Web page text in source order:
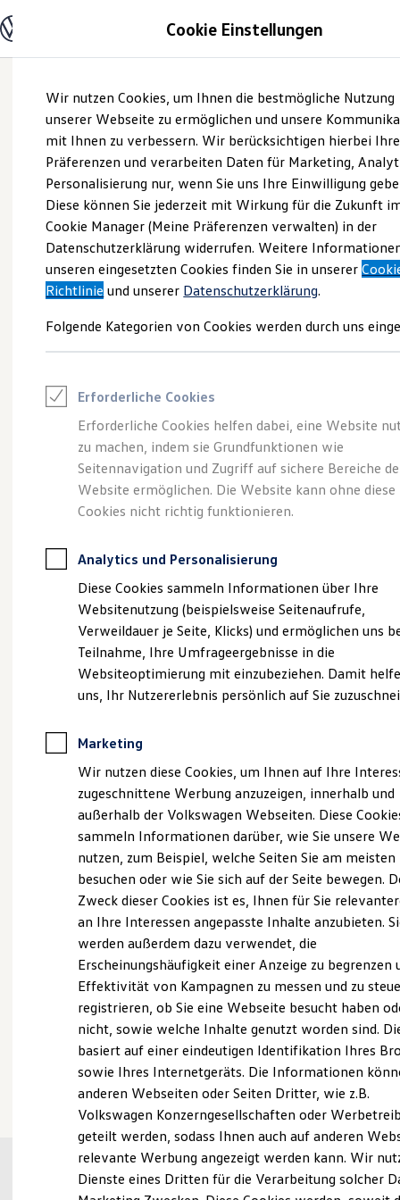
Hauptinhalt
springen
Footer
springen
Modelle und Konfigurator
Modelle vergleichen
Elektroautos
ENERGY Sondermodelle
Nutzfahrzeuge
SUV und CUV
Familienautos
Kombis
Kompaktwagen
Sportwagen
Schnell verfügbare Fahrzeuge
Angebote und Produkte
Aktuelle Angebote
E-Auto-Förderung
Volkswagen Marktplatz
Junge Gebrauchtwagen und Gebrauchtwagen
Saisonangebote
Leasing
Leasing-Angebote
Gebrauchtwagen Leasing
Junge Gebrauchtwagen-Leasing
Elektroauto Leasing
Kleinwagen-Leasing
Leasing ohne Anzahlung
Autokredit mit Schlussrate
Versicherungen und Garantien
Kfz-Versicherung
Restschuldversicherungen
Garantien
Wartungsverträge
Geschäftskunden
Professional Class bei Volkswagen
Großkunden
Behörden
Anpfiff zum Gewinn
Elektroautos
ID. Tutorials
Elektrofahrzeugkonzepte
Reichweite
Reichweite der ID. Modelle
Reichweite im Winter
Laden
Laden unterwegs
Laden Zuhause
Ladezeitensimulator
Batterie
Sicherheit
Garantie und Lebensdauer
Nachhaltigkeit
Technologie
Kosten und Kauf
Verbrauchskosten
Kaufoptionen
E-Auto-Förderung
Software und Konnektivität
Die ID. Software 6
ID. Software Versionen und Updates
Digitale Extras
Schnittstellen zu Ihrem ID.
Die ENERGY
Sondermodelle
Probefahrt vereinbaren
Fahrzeugangebot anfordern
Serviceanfrage stellen
Cookie Einstellungen
Wir nutzen Cookies, um Ihnen die bestmögliche Nutzung
unserer Webseite zu ermöglichen und unsere
mit Ihnen zu verbessern. Wir berücksichtigen hierbei Ihre
Präferenzen und verarbeiten Daten für Marketing,
Personalisierung nur, wenn Sie uns Ihre Einwilligung
Diese können Sie jederzeit mit Wirkung für die Zukunft
Cookie Manager (Meine Präferenzen verwalten) in der
Datenschutzerklärung widerrufen. Weitere
unseren eingesetzten Cookies finden Sie in unserer
Richtlinie und unserer Datenschutzerklärung.
Folgende Kategorien von Cookies werden durch uns
Erforderliche Cookies
Erforderliche Cookies helfen dabei, eine Website
zu machen, indem sie Grundfunktionen wie
Seitennavigation und Zugriff auf sichere Bereiche
Website ermöglichen. Die Website kann ohne diese
Cookies nicht richtig funktionieren.
Analytics und Personalisierung
Diese Cookies sammeln Informationen über Ihre
Websitenutzung (beispielsweise Seitenaufrufe,
Verweildauer je Seite, Klicks) und ermöglichen uns
Teilnahme, Ihre Umfrageergebnisse in die
Websiteoptimierung mit einzubeziehen. Damit
uns, Ihr Nutzererlebnis persönlich auf Sie
Marketing
Wir nutzen diese Cookies, um Ihnen auf Ihre
zugeschnittene Werbung anzuzeigen, innerhalb und
außerhalb der Volkswagen Webseiten. Diese
sammeln Informationen darüber, wie Sie unsere
nutzen, zum Beispiel, welche Seiten Sie am meisten
besuchen oder wie Sie sich auf der Seite bewegen.
Zweck dieser Cookies ist es, Ihnen für Sie
an Ihre Interessen angepasste Inhalte anzubieten.
werden außerdem dazu verwendet, die
Erscheinungshäufigkeit einer Anzeige zu begrenzen
Effektivität von Kampagnen zu messen und zu
registrieren, ob Sie eine Webseite besucht haben
nicht, sowie welche Inhalte genutzt worden sind.
basiert auf einer eindeutigen Identifikation Ihres
sowie Ihres Internetgeräts. Die Informationen
anderen Webseiten oder Seiten Dritter, wie z.B.
Volkswagen Konzerngesellschaften oder
geteilt werden, sodass Ihnen auch auf anderen
relevante Werbung angezeigt werden kann. Wir
Dienste eines Dritten für die Verarbeitung solcher